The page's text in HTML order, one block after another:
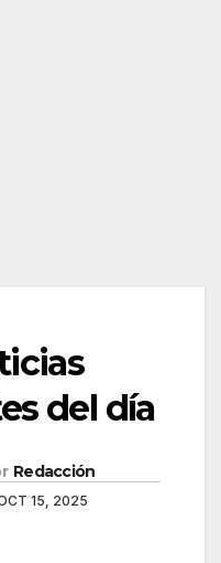
del día
Redacción
15, 2025